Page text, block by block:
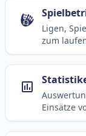
Ligen,
zum
Einsätze